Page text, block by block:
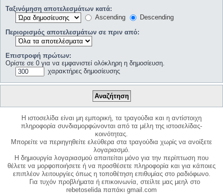
Ταξινόμηση αποτελεσμάτων κατά:
Ascending
Descending
Περιορισμός αποτελεσμάτων σε πριν από:
Επιστροφή πρώτων:
Ορίστε σε 0 για να εμφανιστεί ολόκληρη η δημοσίευση.
χαρακτήρες δημοσίευσης
Η ιστοσελίδα είναι μη εμπορική, τα τραγούδια και η αντίστοιχη
πληροφορία συνδιαμορφώνονται από τα μέλη της ιστοσελίδας-
κοινότητας.
Μπορείτε να περιηγηθείτε ελεύθερα στα τραγούδια χωρίς να ανοίξετε
λογαριασμό.
Η δημιουργία λογαριασμού απαιτείται μόνο για την περίπτωση που
θέλετε να μορφοποιήσετε ή να προσθέσετε πληροφορία και για κάποιες
επιπλέον λειτουργίες όπως η τοποθέτηση επιθυμίας στο ραδιόφωνο.
Για τυχόν προβλήματα ή επικοινωνία, στείλτε μας μεηλ στο
rebetoselida παπάκι gmail.com